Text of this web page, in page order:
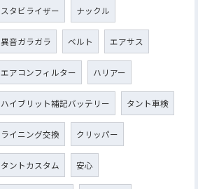
スタビライザー ナックル
異音ガラガラ ベルト エアサス
エアコンフィルター ハリアー
ハイブリット補記バッテリー タント車検
ライニング交換 クリッパー
タントカスタム 安心